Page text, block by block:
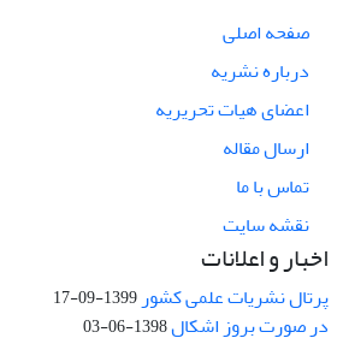
صفحه اصلی
درباره نشریه
اعضای هیات تحریریه
ارسال مقاله
تماس با ما
نقشه سایت
اخبار و اعلانات
پرتال نشریات علمی کشور1399-09-17
در صورت بروز اشکال1398-06-03